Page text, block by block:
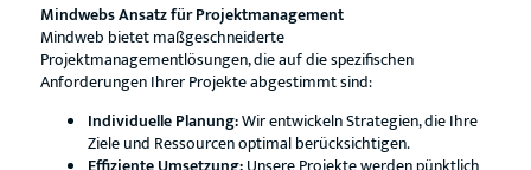
Mindwebs Ansatz für Projektmanagement
Mindweb bietet maßgeschneiderte
Projektmanagementlösungen, die auf die spezifischen
Anforderungen Ihrer Projekte abgestimmt sind:
Individuelle Planung:Wir entwickeln Strategien, die Ihre
Ziele und Ressourcen optimal berücksichtigen.